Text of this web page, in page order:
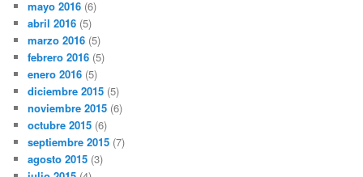
mayo 2016 (6)
abril 2016 (5)
marzo 2016 (5)
febrero 2016 (5)
enero 2016 (5)
diciembre 2015 (5)
noviembre 2015 (6)
octubre 2015 (6)
septiembre 2015 (7)
agosto 2015 (3)